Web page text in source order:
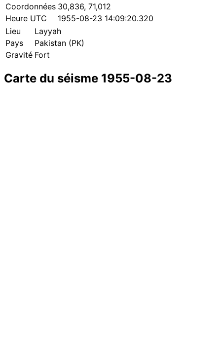
Coordonnées 30,836, 71,012
Heure UTC
1955-08-23 14:09:20.320
Lieu
Layyah
Pays
Pakistan (PK)
Gravité Fort
Carte du séisme 1955-08-23